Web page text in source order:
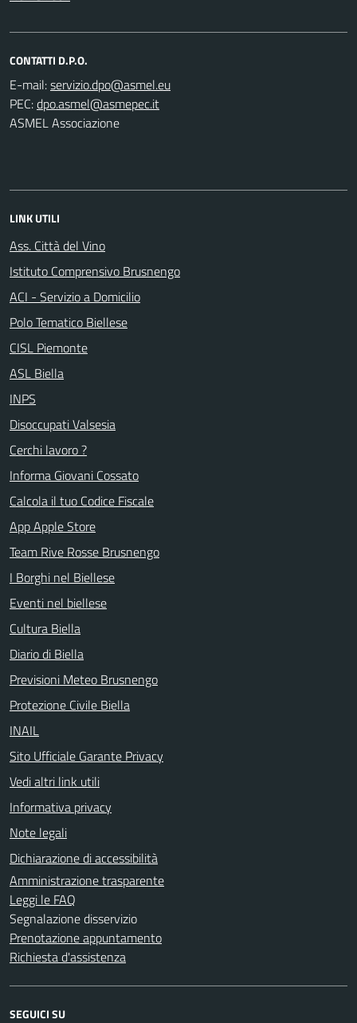
CONTATTI D.P.O.
E-mail:
PEC:
ASMEL Associazione
LINK UTILI
Ass. Città del Vino
Istituto Comprensivo Brusnengo
ACI - Servizio a Domicilio
Polo Tematico Biellese
CISL Piemonte
ASL Biella
INPS
Disoccupati Valsesia
Cerchi lavoro ?
Informa Giovani Cossato
Calcola il tuo Codice Fiscale
App Apple Store
Team Rive Rosse Brusnengo
I Borghi nel Biellese
Eventi nel biellese
Cultura Biella
Diario di Biella
Previsioni Meteo Brusnengo
Protezione Civile Biella
INAIL
Sito Ufficiale Garante Privacy
Vedi altri link utili
Informativa privacy
Note legali
Dichiarazione di accessibilità
Amministrazione trasparente
Leggi le FAQ
Segnalazione disservizio
Prenotazione appuntamento
Richiesta d'assistenza
SEGUICI SU